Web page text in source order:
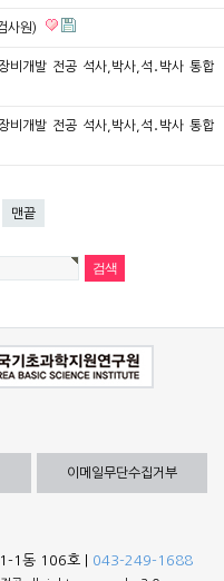
사원)
비개발 전공 석사,박사,석․박사 통합
비개발 전공 석사,박사,석․박사 통합
맨끝
이메일무단수집거부
1동 106호 | 043-249-1688